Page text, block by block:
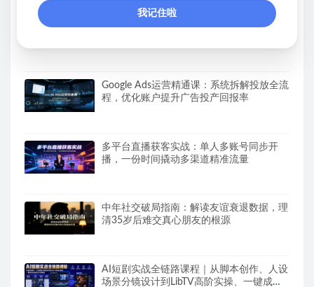
零撸搬砖掘金项目，玩法稳定普通人可落地
Google Ads运营精通课：系统拆解投放全流
程，优化账户提升广告投产回报率
多平台直播获客实战：单人多账号同步开
播，一份时间撬动多渠道精准流量
中年社交破局指南：解读友谊衰退数据，理
清35岁后难交真心朋友的根源
AI短剧实战全链路课程｜从脚本创作、人设
场景分镜设计到LibTV高阶实操、一键成片
我记住啦